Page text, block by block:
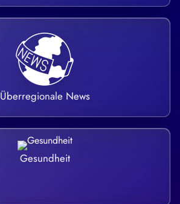
Überregionale News
Gesundheit